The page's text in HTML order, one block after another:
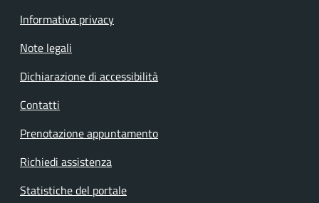
Informativa privacy
Note legali
Dichiarazione di accessibilità
Contatti
Prenotazione appuntamento
Richiedi assistenza
Statistiche del portale